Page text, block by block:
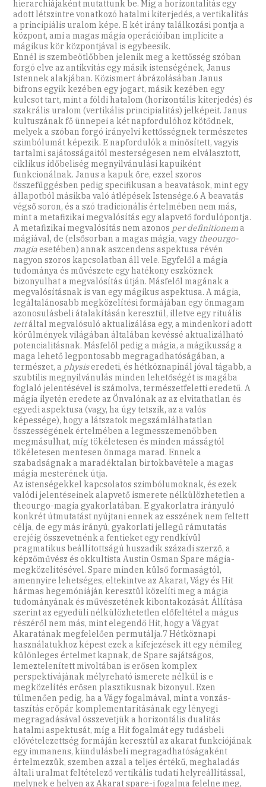
hierarchiájaként mutattunk be. Míg a horizontalitás egy
adott létszintre vonatkozó hatalmi kiterjedés, a vertikalitás
a principiális uralom képe. E két irány találkozási pontja a
központ, ami a magas mágia operációiban implicite a
mágikus kör központjával is egybeesik.
Ennél is szembeötlőbben jelenik meg a kettősség szóban
forgó elve az antikvitás egy másik istenségének, Janus
Istennek alakjában. Közismert ábrázolásában Janus
bifrons egyik kezében egy jogart, másik kezében egy
kulcsot tart, mint a földi hatalom (horizontális kiterjedés) és
szakrális uralom (vertikális principialitás) jelképeit. Janus
kultuszának fő ünnepei a két napfordulóhoz kötődnek,
melyek a szóban forgó irányelvi kettősségnek természetes
szimbólumát képezik. E napfordulók a minősített, vagyis
tartalmi sajátosságaitól mesterségesen nem elválasztott,
ciklikus időbeliség megnyilvánulási kapuiként
funkcionálnak. Janus a kapuk őre, ezzel szoros
összefüggésben pedig specifikusan a beavatások, mint egy
állapotból másikba való átlépések Istensége.6 A beavatás
végső soron, és a szó tradicionális értelmében nem más,
mint a metafizikai megvalósítás egy alapvető fordulópontja.
A metafizikai megvalósítás nem azonos per definitionema
mágiával, de (elsősorban a magas mágia, vagy theourgo-
magia esetében) annak aszcendens aspektusa révén
nagyon szoros kapcsolatban áll vele. Egyfelől a mágia
tudománya és művészete egy hatékony eszköznek
bizonyulhat a megvalósítás útján. Másfelől magának a
megvalósításnak is van egy mágikus aspektusa. A mágia,
legáltalánosabb megközelítési formájában egy önmagam
azonosulásbeli átalakításán keresztül, illetve egy rituális
tettáltal megvalósuló aktualizálása egy, a mindenkori adott
körülmények világában általában kevéssé aktualizálható
potencialitásnak. Másfelől pedig a mágia, a mágikusság a
maga lehető legpontosabb megragadhatóságában, a
természet, a physiseredeti, és hétköznapinál jóval tágabb, a
szubtilis megnyilvánulás minden lehetőségét is magába
foglaló jelentésével is számolva, természetfeletti eredetű. A
mágia ilyetén eredete az Önvalónak az az elvitathatlan és
egyedi aspektusa (vagy, ha úgy tetszik, az a valós
képessége), hogy a látszatok megszámlálhatatlan
összességének értelmében a legmesszemenőbben
megmásulhat, míg tökéletesen és minden másságtól
tökéletesen mentesen önmaga marad. Ennek a
szabadságnak a maradéktalan birtokbavétele a magas
mágia mesterének útja.
Az istenségekkel kapcsolatos szimbólumoknak, és ezek
valódi jelentéseinek alapvető ismerete nélkülözhetetlen a
theourgo-magia gyakorlatában. E gyakorlatra irányuló
konkrét útmutatást nyújtani ennek az esszének nem feltett
célja, de egy más irányú, gyakorlati jellegű rámutatás
erejéig összevetnénk a fentieket egy rendkívül
pragmatikus beállítottságú huszadik századi szerző, a
képzőművész és okkultista Austin Osman Spare mágia-
megközelítésével. Spare minden külső formaságtól,
amennyire lehetséges, eltekintve az Akarat, Vágy és Hit
hármas hegemóniáján keresztül közelíti meg a mágia
tudományának és művészetének kibontakozását. Állítása
szerint az egyedüli nélkülözhetetlen előfeltétel a mágus
részéről nem más, mint elegendő Hit, hogy a Vágyat
Akaratának megfelelően permutálja.7 Hétköznapi
használatukhoz képest ezek a kifejezések itt egy némileg
különleges értelmet kapnak, de Spare sajátságos,
lemeztelenített mivoltában is erősen komplex
perspektívájának mélyreható ismerete nélkül is e
megközelítés erősen plasztikusnak bizonyul. Ezen
túlmenően pedig, ha a Vágy fogalmával, mint a vonzás-
taszítás erőpár komplementaritásának egy lényegi
megragadásával összevetjük a horizontális dualitás
hatalmi aspektusát, míg a Hit fogalmát egy tudásbeli
elővételezettség formáján keresztül az akarat funkciójának
egy immanens, kiindulásbeli megragadhatóságaként
értelmezzük, szemben azzal a teljes értékű, meghaladás
általi uralmat feltételező vertikális tudati helyreállítással,
melynek e helyen az Akarat spare-i fogalma felelne meg,